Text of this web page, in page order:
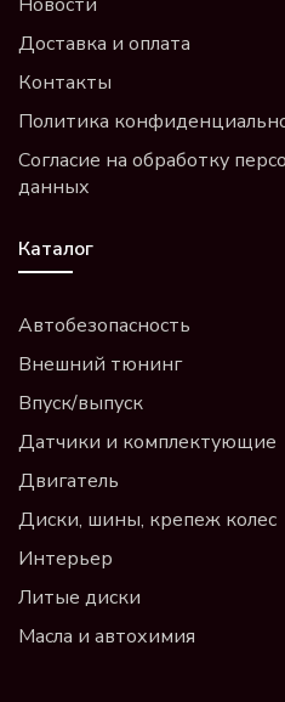
Доставка и оплата
Контакты
Политика
Согласие на обработку
данных
Каталог
Автобезопасность
Внешний тюнинг
Впуск/выпуск
Датчики и комплектующие
Двигатель
Диски, шины, крепеж колес
Интерьер
Литые диски
Масла и автохимия